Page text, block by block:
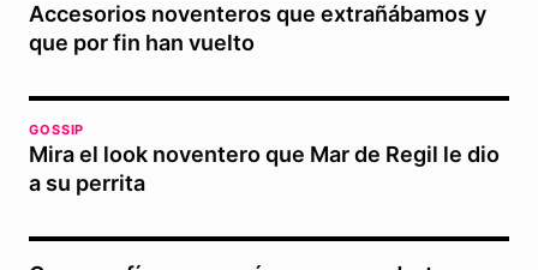
Accesorios noventeros que extrañábamos y
que por fin han vuelto
GOSSIP
Mira el look noventero que Mar de Regil le dio
a su perrita